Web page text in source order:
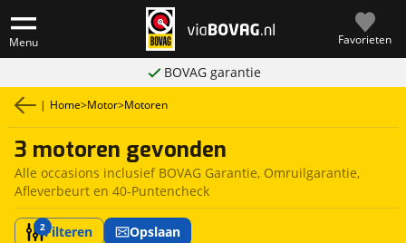
Menu Favorieten
BOVAG garantie
| Home>Motor>Motoren
3 motoren gevonden
Alle occasions inclusief BOVAG Garantie, Omruilgarantie,
Afleverbeurt en 40-Puntencheck
2Filteren Opslaan